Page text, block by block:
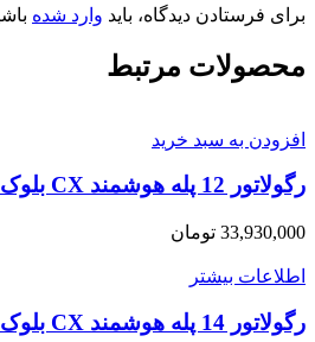
برای فرستادن دیدگاه، باید وارد شده
محصولات مرتبط
افزودن به سبد خرید
رگولاتور 12 پله هوشمند CX بلوک مدل CX12
33,930,000 تومان
اطلاعات بیشتر
رگولاتور 14 پله هوشمند CX بلوک مدل CX14